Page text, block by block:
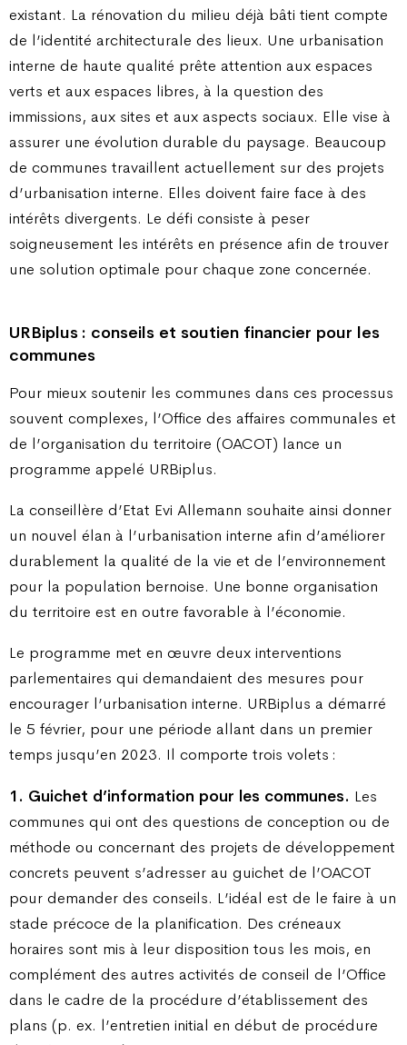
existant. La rénovation du milieu déjà bâti tient compte
de l’identité architecturale des lieux. Une urbanisation
interne de haute qualité prête attention aux espaces
verts et aux espaces libres, à la question des
immissions, aux sites et aux aspects sociaux. Elle vise à
assurer une évolution durable du paysage. Beaucoup
de communes travaillent actuellement sur des projets
d’urbanisation interne. Elles doivent faire face à des
intérêts divergents. Le défi consiste à peser
soigneusement les intérêts en présence afin de trouver
une solution optimale pour chaque zone concernée.
URBiplus : conseils et soutien financier pour les
communes
Pour mieux soutenir les communes dans ces processus
souvent complexes, l’Office des affaires communales et
de l’organisation du territoire (OACOT) lance un
programme appelé URBiplus.
La conseillère d’Etat Evi Allemann souhaite ainsi donner
un nouvel élan à l’urbanisation interne afin d’améliorer
durablement la qualité de la vie et de l’environnement
pour la population bernoise. Une bonne organisation
du territoire est en outre favorable à l’économie.
Le programme met en œuvre deux interventions
parlementaires qui demandaient des mesures pour
encourager l’urbanisation interne. URBiplus a démarré
le 5 février, pour une période allant dans un premier
temps jusqu’en 2023. Il comporte trois volets :
1. Guichet d’information pour les communes. Les
communes qui ont des questions de conception ou de
méthode ou concernant des projets de développement
concrets peuvent s’adresser au guichet de l’OACOT
pour demander des conseils. L’idéal est de le faire à un
stade précoce de la planification. Des créneaux
horaires sont mis à leur disposition tous les mois, en
complément des autres activités de conseil de l’Office
dans le cadre de la procédure d’établissement des
plans (p. ex. l’entretien initial en début de procédure